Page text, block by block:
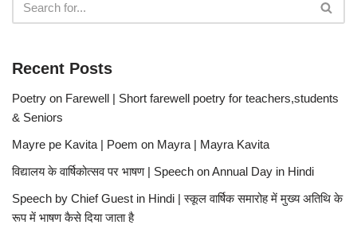
Recent Posts
Poetry on Farewell | Short farewell poetry for teachers,students
& Seniors
Mayre pe Kavita | Poem on Mayra | Mayra Kavita
विद्यालय के वार्षिकोत्सव पर भाषण | Speech on Annual Day in Hindi
Speech by Chief Guest in Hindi | स्कूल वार्षिक समारोह में मुख्य अतिथि के
रूप में भाषण कैसे दिया जाता है